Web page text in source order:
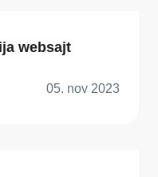
websajt
05. nov 2023